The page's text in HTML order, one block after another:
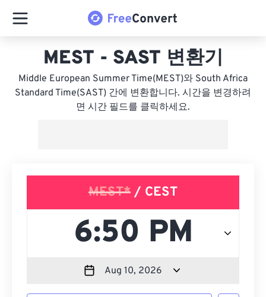
MEST - SAST 변환기
Middle European Summer Time(MEST)와 South Africa
Standard Time(SAST) 간에 변환합니다. 시간을 변경하려
면 시간 필드를 클릭하세요.
MEST* / CEST